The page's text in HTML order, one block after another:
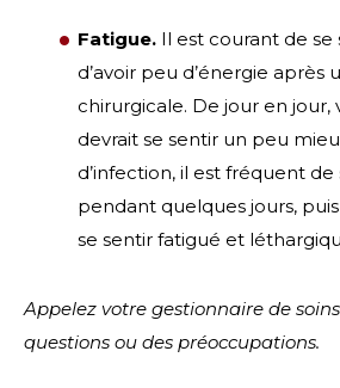
Fatigue. Il est courant de
d’avoir peu d’énergie après
chirurgicale. De jour en
devrait se sentir un peu
d’infection, il est fréquent
pendant quelques jours,
se sentir fatigué et
Appelez votre gestionnaire de
questions ou des préoccupations.